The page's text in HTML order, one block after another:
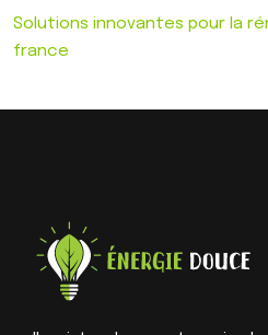
Solutions innovantes pour la
france